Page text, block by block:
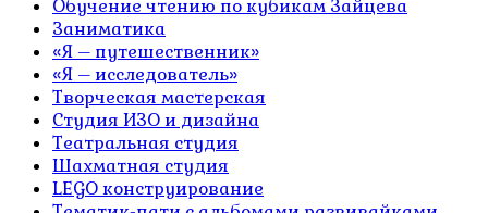
Обучение чтению по кубикам Зайцева
Заниматика
«Я – путешественник»
«Я – исследователь»
Творческая мастерская
Студия ИЗО и дизайна
Театральная студия
Шахматная студия
LEGO конструирование